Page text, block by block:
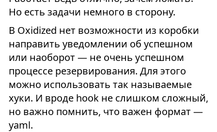
Но есть задачи немного в сторону.
В Oxidized нет возможности из коробки
направить уведомлении об успешном
или наоборот — не очень успешном
процессе резервирования. Для этого
можно использовать так называемые
хуки. И вроде hook не слишком сложный,
но важно помнить, что важен формат —
yaml.